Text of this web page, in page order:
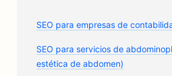
SEO para empresas de
SEO para servicios de
estética de abdomen)